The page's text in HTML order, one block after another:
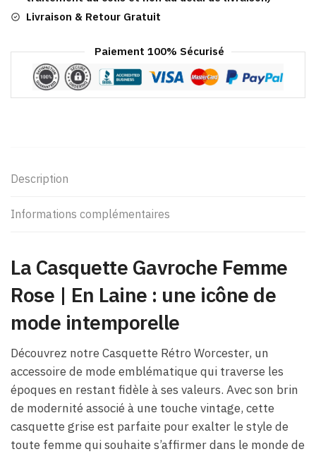
Livraison & Retour Gratuit
Paiement 100% Sécurisé
Description
Informations complémentaires
La Casquette Gavroche Femme
Rose​ | En Laine : une icône de
mode intemporelle
Découvrez notre Casquette Rétro Worcester, un
accessoire de mode emblématique qui traverse les
époques en restant fidèle à ses valeurs. Avec son brin
de modernité associé à une touche vintage, cette
casquette grise est parfaite pour exalter le style de
toute femme qui souhaite s’affirmer dans le monde de